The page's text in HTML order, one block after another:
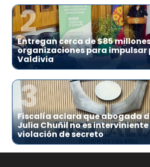
2
Entregan cerca de $85
organizaciones para impulsar
Valdivia
3
Fiscalía aclara que abogada
Julia Chuñil no es
violación de secreto